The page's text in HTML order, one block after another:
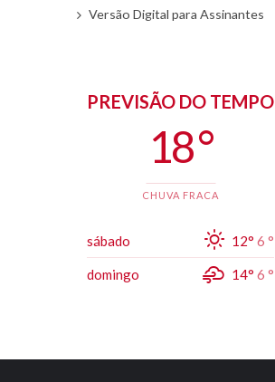
Versão Digital para Assinantes
PREVISÃO DO TEMPO
18 °
CHUVA FRACA
sábado 12° 6 °
domingo 14° 6 °